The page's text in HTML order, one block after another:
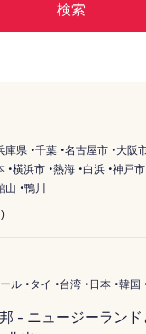
検索
庫県 千葉 名古屋市 大阪
横浜市 熱海 白浜 神戸市
山
鴨川
)
ル タイ 台湾 日本 韓国
- ニュージーラン